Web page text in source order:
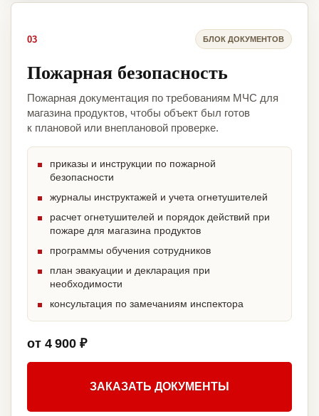
03 БЛОК ДОКУМЕНТОВ
Пожарная безопасность
Пожарная документация по требованиям МЧС для
магазина продуктов, чтобы объект был готов
к плановой или внеплановой проверке.
приказы и инструкции по пожарной
безопасности
журналы инструктажей и учета огнетушителей
расчет огнетушителей и порядок действий при
пожаре для магазина продуктов
программы обучения сотрудников
план эвакуации и декларация при
необходимости
консультация по замечаниям инспектора
от 4 900 ₽
ЗАКАЗАТЬ ДОКУМЕНТЫ